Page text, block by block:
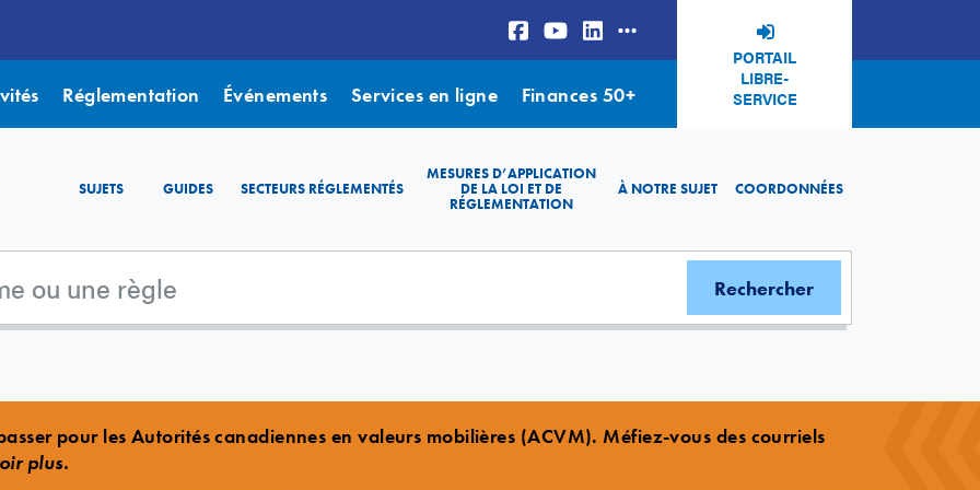
PORTAIL
LIBRE-
SERVICE
Réglementation Événements Services en ligne Finances 50+
SUJETS GUIDES SECTEURS RÉGLEMENTÉS
MESURES D’APPLICATION
DE LA LOI ET DE
RÉGLEMENTATION
À NOTRE SUJET COORDONNÉES
pour les Autorités canadiennes en valeurs mobilières (ACVM). Méfiez-vous des courriels
plus.